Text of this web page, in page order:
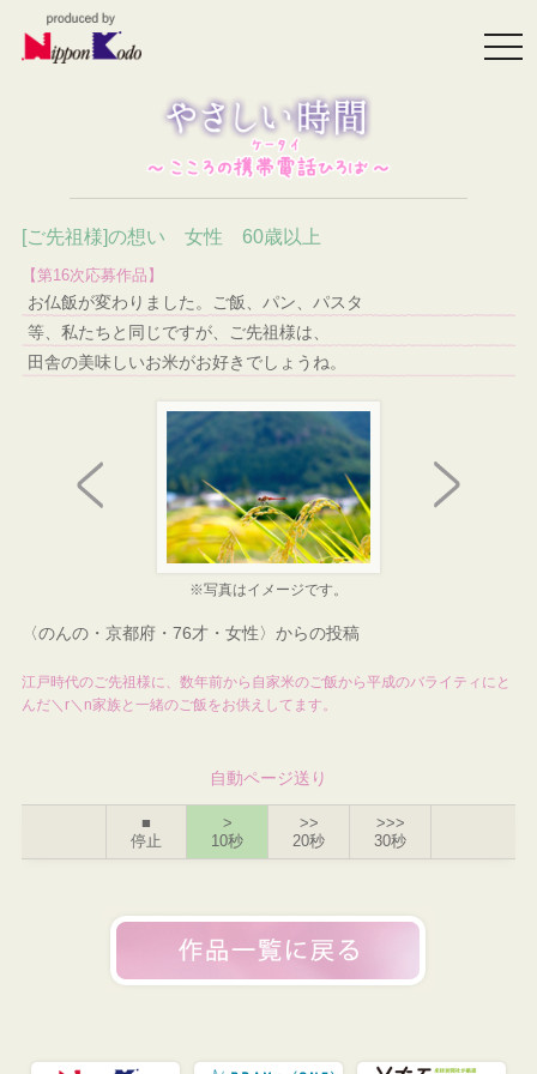
[ご先祖様]の想い 女性 60歳以上
【第16次応募作品】
お仏飯が変わりました。ご飯、パン、パスタ
等、私たちと同じですが、ご先祖様は、
田舎の美味しいお米がお好きでしょうね。
※写真はイメージです。
〈のんの・京都府・76才・女性〉からの投稿
江戸時代のご先祖様に、数年前から自家米のご飯から平成のバライティにと
んだ＼r＼n家族と一緒のご飯をお供えしてます。
自動ページ送り
■
停止
>
10秒
>>
20秒
>>>
30秒